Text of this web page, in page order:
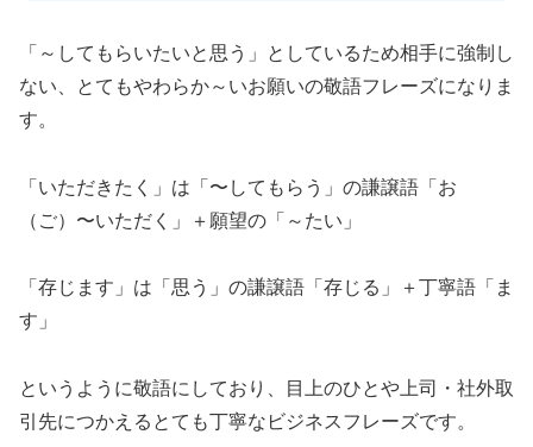
「～してもらいたいと思う」としているため相手に強制し
ない、とてもやわらか～いお願いの敬語フレーズになりま
す。
「いただきたく」は「〜してもらう」の謙譲語「お
（ご）〜いただく」＋願望の「～たい」
「存じます」は「思う」の謙譲語「存じる」＋丁寧語「ま
す」
というように敬語にしており、目上のひとや上司・社外取
引先につかえるとても丁寧なビジネスフレーズです。